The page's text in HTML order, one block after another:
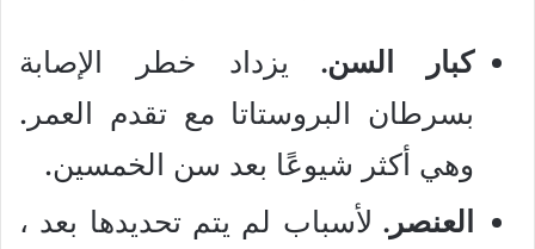
كبار السن. يزداد خطر الإصابة
بسرطان البروستاتا مع تقدم العمر.
وهي أكثر شيوعًا بعد سن الخمسين.
العنصر. لأسباب لم يتم تحديدها بعد ،